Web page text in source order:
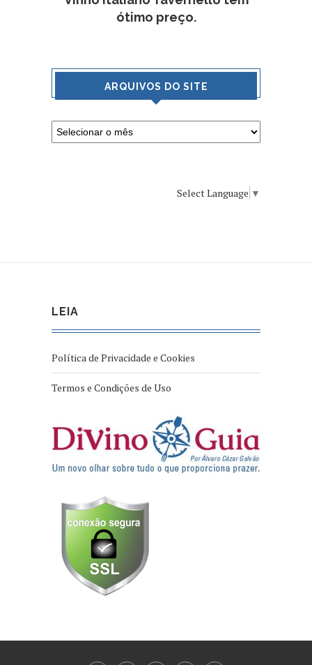
ótimo preço.
ARQUIVOS DO SITE
Select Language ▼
LEIA
Política de Privacidade e Cookies
Termos e Condições de Uso